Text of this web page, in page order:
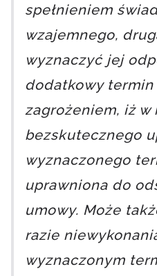
spełnieniem
wzajemnego,
wyznaczyć jej
dodatkowy
zagrożeniem, iż w
bezskutecznego
wyznaczonego
uprawniona do
umowy. Może
razie
wyznaczonym